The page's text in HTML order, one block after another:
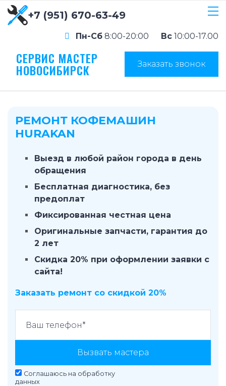
+7 (951) 670-63-49
Пн-Сб 8:00-20:00 Вс 10:00-17.00
СЕРВИС МАСТЕР
НОВОСИБИРСК Заказать звонок
РЕМОНТ КОФЕМАШИН
HURAKAN
Выезд в любой район города в день
обращения
Бесплатная диагностика, без
предоплат
Фиксированная честная цена
Оригинальные запчасти, гарантия до
2 лет
Скидка 20% при оформлении заявки с
сайта!
Заказать ремонт со скидкой 20%
Вызвать мастера
Соглашаюсь на обработку
данных